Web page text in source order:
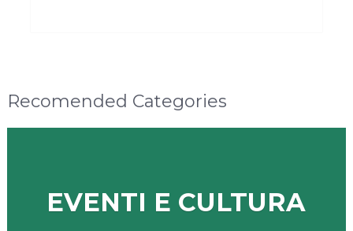
Recomended Categories
EVENTI E CULTURA